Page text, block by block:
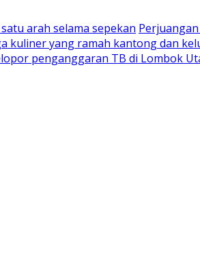
arah selama sepekan
kuliner yang ramah kantong dan
penganggaran TB di Lombok